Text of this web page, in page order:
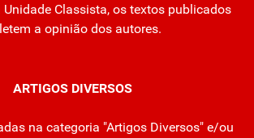
Classista, os textos publicados
a opinião dos autores.
ARTIGOS DIVERSOS
na categoria "Artigos Diversos" e/ou